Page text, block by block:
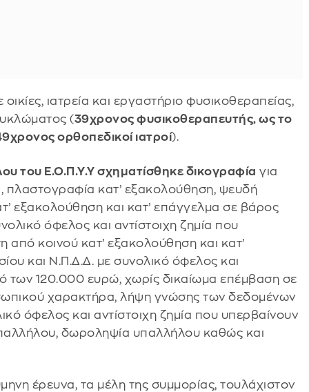
ιατρεία και εργαστήριο φυσικοθεραπείας,
(39χρονος φυσικοθεραπευτής, ως το
ορθοπεδικοί ιατροί).
του Ε.Ο.Π.Υ.Υ σχηματίσθηκε δικογραφία για
κατ’ εξακολούθηση, ψευδή
εξακολούθηση και κατ’ επάγγελμα σε βάρος
όφελος και αντίστοιχη ζημία που
κοινού κατ’ εξακολούθηση και κατ’
και Ν.Π.Δ.Δ. με συνολικό όφελος και
των 120.000 ευρώ, χωρίς δικαίωμα επέμβαση σε
χαρακτήρα, λήψη γνώσης των δεδομένων
όφελος και αντίστοιχη ζημία που υπερβαίνουν
δωροληψία υπαλλήλου καθώς και
έρευνα, τα μέλη της συμμορίας, τουλάχιστον